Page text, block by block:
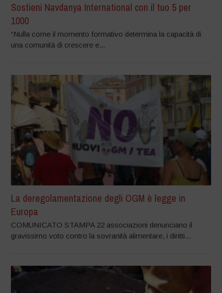
Sostieni Navdanya International con il tuo 5 per
1000
“Nulla come il momento formativo determina la capacità di
una comunità di crescere e...
La deregolamentazione degli OGM è legge in
Europa
COMUNICATO STAMPA 22 associazioni denunciano il
gravissimo voto contro la sovranità alimentare, i diritti...